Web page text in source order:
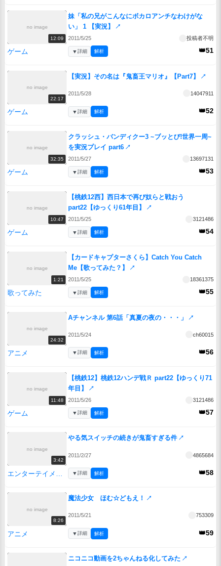
no image
12:09
妹「私の兄がこんなにボカロアンチなわけがな
い」 1 【実況】
↗
2011/5/25 投稿者不明
ゲーム 👑51
▼詳細 解析
no image
22:17
【実況】その名は『鬼畜王マリオ』【Part7】 ↗
2011/5/28 14047911
ゲーム 👑52
▼詳細 解析
no image
32:35
クラッシュ・バンディクー3 ~ブッとび!世界一周~
を実況プレイ part6 ↗
2011/5/27 13697131
ゲーム 👑53
▼詳細 解析
no image
10:47
【桃鉄12西】西日本で再び奴らと戦おう
part22【ゆっくり61年目】
↗
2011/5/25 3121486
ゲーム 👑54
▼詳細 解析
no image
1:21
【カードキャプターさくら】Catch You Catch
Me【歌ってみた？】
↗
2011/5/25 18361375
歌ってみた 👑55
▼詳細 解析
no image
24:32
Aチャンネル 第6話「真夏の夜の・・・」 ↗
2011/5/24 ch60015
アニメ 👑56
▼詳細 解析
no image
11:48
【桃鉄12】桃鉄12ハンデ戦Ｒ part22【ゆっくり71
年目】
↗
2011/5/26 3121486
ゲーム 👑57
▼詳細 解析
no image
3:42
やる気スイッチの続きが鬼畜すぎる件 ↗
2011/2/27 4865684
👑58
▼詳細 解析
no image
8:26
魔法少女 ほむ☆どもえ！ ↗
2011/5/21 753309
アニメ 👑59
▼詳細 解析
ニコニコ動画を2ちゃんねる化してみた ↗